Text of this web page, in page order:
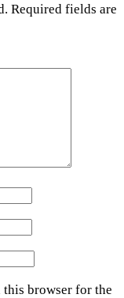
Required fields are
this browser for the